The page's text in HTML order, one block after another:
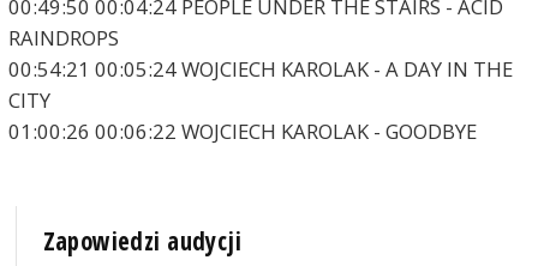
00:49:50 00:04:24 PEOPLE UNDER THE STAIRS - ACID
RAINDROPS
00:54:21 00:05:24 WOJCIECH KAROLAK - A DAY IN THE
CITY
01:00:26 00:06:22 WOJCIECH KAROLAK - GOODBYE
Zapowiedzi audycji